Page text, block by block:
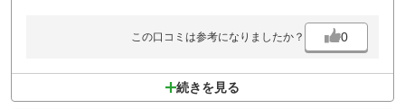
この口コミは参考になりましたか？ 0
続きを見る